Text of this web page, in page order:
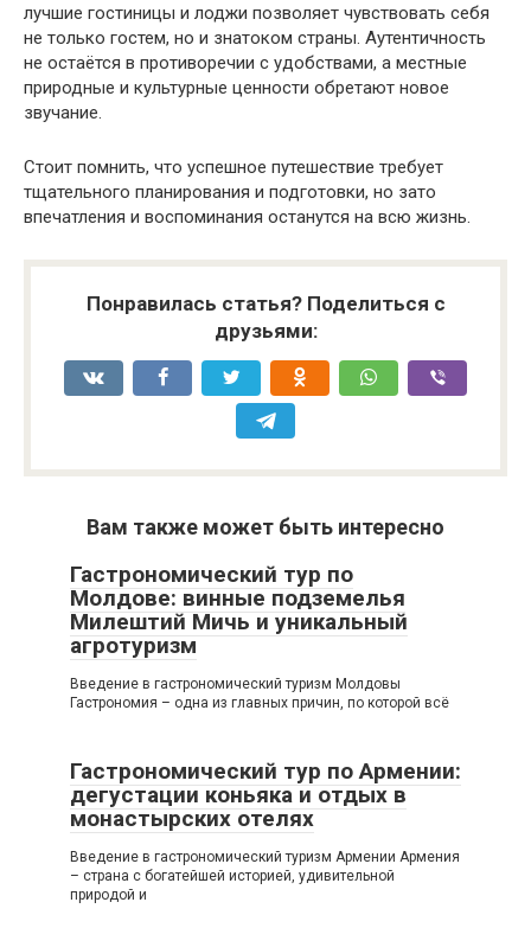
лучшие гостиницы и лоджи позволяет чувствовать себя
не только гостем, но и знатоком страны. Аутентичность
не остаётся в противоречии с удобствами, а местные
природные и культурные ценности обретают новое
звучание.
Стоит помнить, что успешное путешествие требует
тщательного планирования и подготовки, но зато
впечатления и воспоминания останутся на всю жизнь.
Понравилась статья? Поделиться с
друзьями:
Вам также может быть интересно
Гастрономический тур по
Молдове: винные подземелья
Милештий Мичь и уникальный
агротуризм
Введение в гастрономический туризм Молдовы
Гастрономия – одна из главных причин, по которой всё
Гастрономический тур по Армении:
дегустации коньяка и отдых в
монастырских отелях
Введение в гастрономический туризм Армении Армения
– страна с богатейшей историей, удивительной
природой и